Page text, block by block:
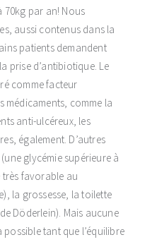
70kg par an! Nous
aussi contenus dans la
patients demandent
prise d’antibiotique. Le
comme facteur
médicaments, comme la
anti-ulcéreux, les
également. D’autres
glycémie supérieure à
très favorable au
la grossesse, la toilette
Döderlein). Mais aucune
tant que l’équilibre